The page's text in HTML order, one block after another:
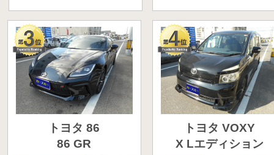
す。
す。
トヨタ 86
86 GR
トヨタ VOXY
X Lエディション